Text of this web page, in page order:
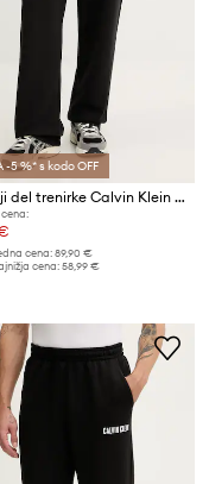
-5 %* s kodo OFF
Spodnji del trenirke Calvin Klein Performance
cena:
cena:89,90 €
cena:58,99 €